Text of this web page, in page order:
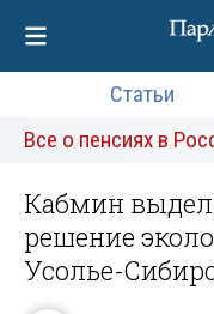
Статьи
Все о пенсиях в
Кабмин
решение
Усолье-